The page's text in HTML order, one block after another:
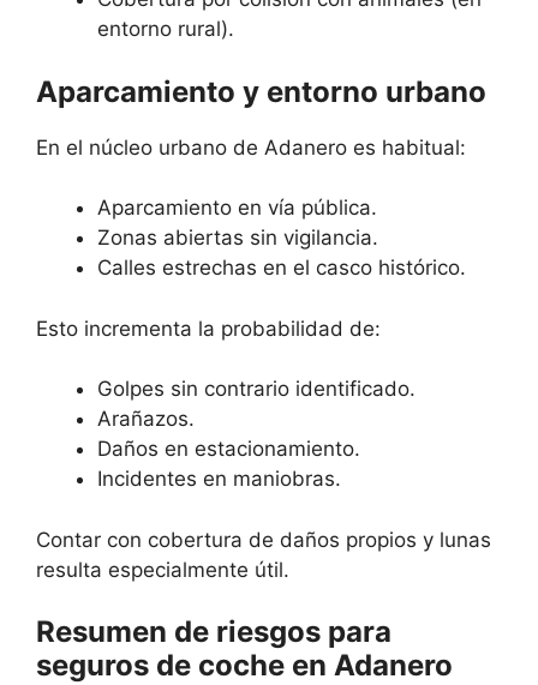
entorno rural).
Aparcamiento y entorno urbano
En el núcleo urbano de Adanero es habitual:
Aparcamiento en vía pública.
Zonas abiertas sin vigilancia.
Calles estrechas en el casco histórico.
Esto incrementa la probabilidad de:
Golpes sin contrario identificado.
Arañazos.
Daños en estacionamiento.
Incidentes en maniobras.
Contar con cobertura de daños propios y lunas
resulta especialmente útil.
Resumen de riesgos para
seguros de coche en Adanero